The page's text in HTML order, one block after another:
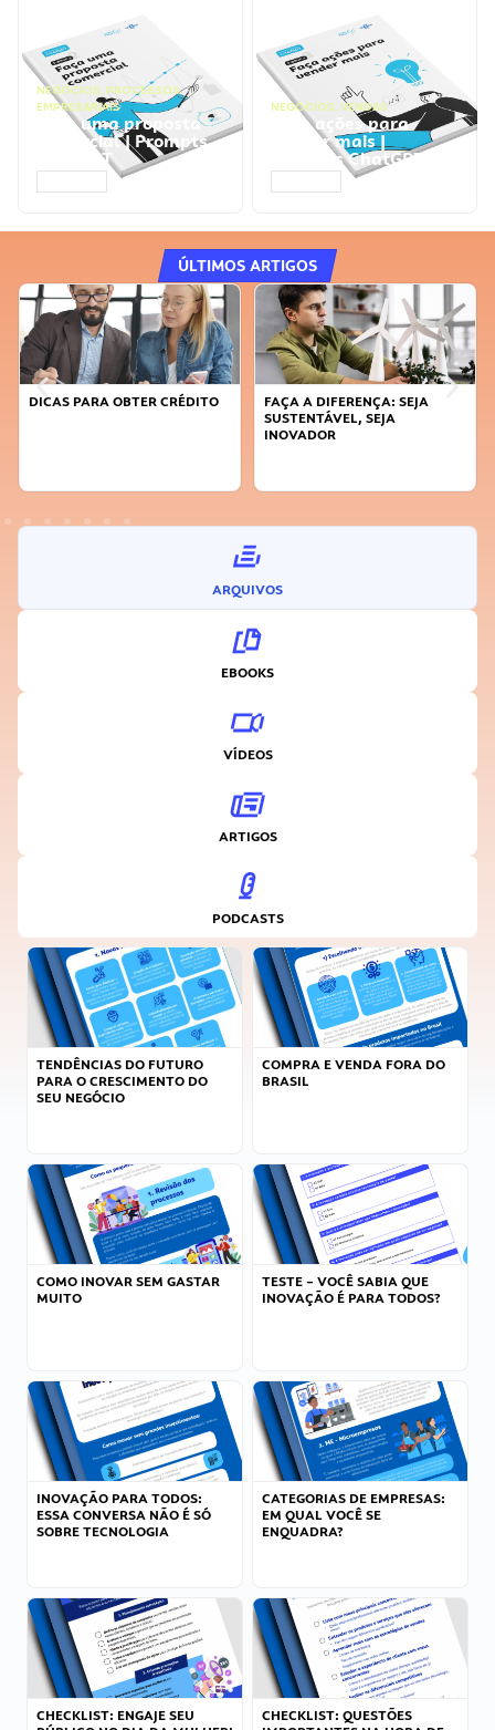
NEGÓCIOS, PROCESSOS
EMPRESARIAIS
Faça uma proposta
comercial | Prompts
ChatGPT
NEGÓCIOS, VENDAS
Faça ações para
vender mais |
Prompts ChatGPT
ÚLTIMOS ARTIGOS
DICAS PARA OBTER CRÉDITO
FAÇA A DIFERENÇA: SEJA
SUSTENTÁVEL, SEJA
INOVADOR
ARQUIVOS
EBOOKS
VÍDEOS
ARTIGOS
PODCASTS
TENDÊNCIAS DO FUTURO
PARA O CRESCIMENTO DO
SEU NEGÓCIO
COMPRA E VENDA FORA DO
BRASIL
COMO INOVAR SEM GASTAR
MUITO
TESTE – VOCÊ SABIA QUE
INOVAÇÃO É PARA TODOS?
INOVAÇÃO PARA TODOS:
ESSA CONVERSA NÃO É SÓ
SOBRE TECNOLOGIA
CATEGORIAS DE EMPRESAS:
EM QUAL VOCÊ SE
ENQUADRA?
CHECKLIST: ENGAJE SEU
CHECKLIST: QUESTÕES